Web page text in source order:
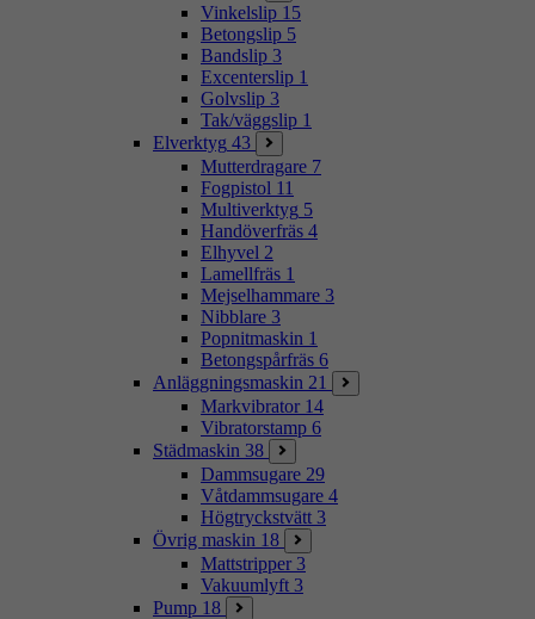
Vinkelslip 15
Betongslip 5
Bandslip 3
Excenterslip 1
Golvslip 3
Tak/väggslip 1
Elverktyg 43
Mutterdragare 7
Fogpistol 11
Multiverktyg 5
Handöverfräs 4
Elhyvel 2
Lamellfräs 1
Mejselhammare 3
Nibblare 3
Popnitmaskin 1
Betongspårfräs 6
Anläggningsmaskin 21
Markvibrator 14
Vibratorstamp 6
Städmaskin 38
Dammsugare 29
Våtdammsugare 4
Högtryckstvätt 3
Övrig maskin 18
Mattstripper 3
Vakuumlyft 3
Pump 18